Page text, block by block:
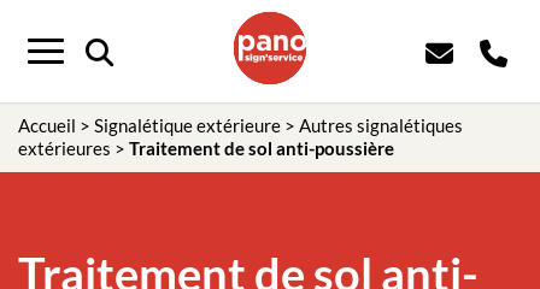
Menu
Accueil > Signalétique extérieure > Autres signalétiques
extérieures > Traitement de sol anti-poussière
Traitement de sol anti-
Panneau de gestion des cookies